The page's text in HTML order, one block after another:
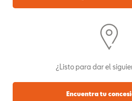
¿Listo para dar el
Encuentra tu